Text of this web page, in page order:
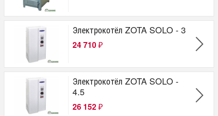
Электрокотёл ZOTA SOLO - 3
24 710 ₽
Электрокотёл ZOTA SOLO -
4.5
26 152 ₽